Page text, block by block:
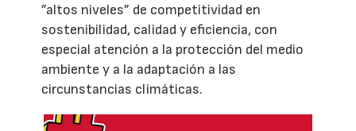
”altos niveles” de competitividad en
sostenibilidad, calidad y eficiencia, con
especial atención a la protección del medio
ambiente y a la adaptación a las
circunstancias climáticas.